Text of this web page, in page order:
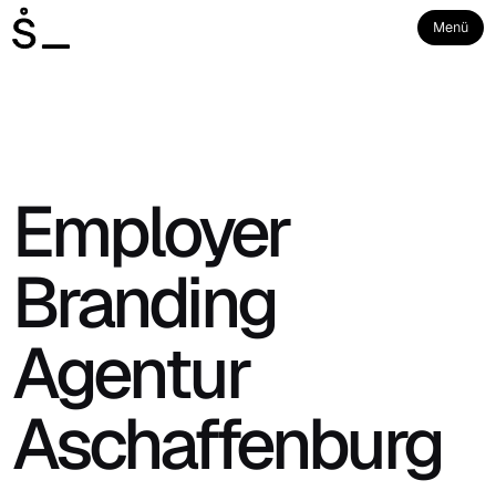
Menü
Employer
Branding
Agentur
Aschaffenburg